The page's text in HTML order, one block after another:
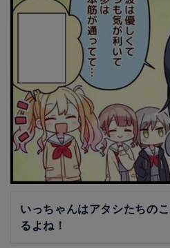
いっちゃんはアタシたちの
るよね！